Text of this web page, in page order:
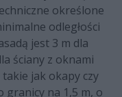
określone
odległości
jest 3 m dla
ściany z oknami
jak okapy czy
granicy na 1,5 m, o